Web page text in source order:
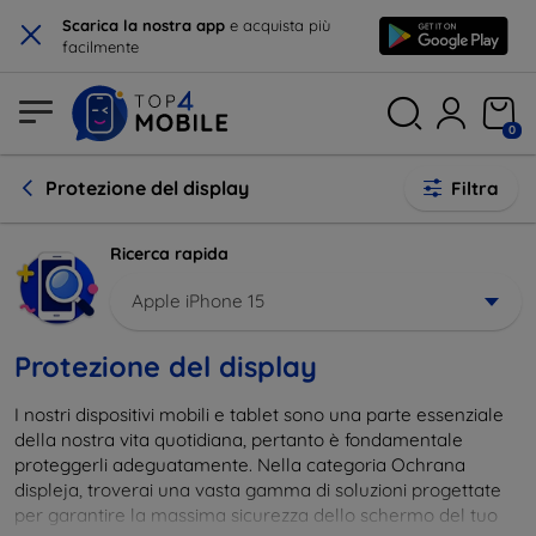
× Scarica la nostra app e acquista più
facilmente
0
Protezione del display Filtra
Ricerca rapida
Apple iPhone 15
Protezione del display
I nostri dispositivi mobili e tablet sono una parte essenziale
della nostra vita quotidiana, pertanto è fondamentale
proteggerli adeguatamente. Nella categoria Ochrana
displeja, troverai una vasta gamma di soluzioni progettate
per garantire la massima sicurezza dello schermo del tuo